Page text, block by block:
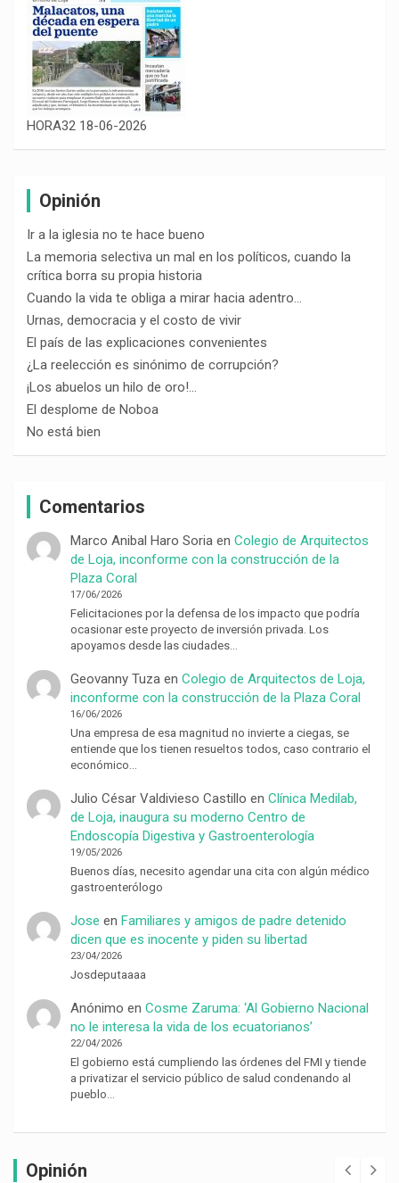
HORA32 18-06-2026
Opinión
Ir a la iglesia no te hace bueno
La memoria selectiva un mal en los políticos, cuando la
crítica borra su propia historia
Cuando la vida te obliga a mirar hacia adentro…
Urnas, democracia y el costo de vivir
El país de las explicaciones convenientes
¿La reelección es sinónimo de corrupción?
¡Los abuelos un hilo de oro!…
El desplome de Noboa
No está bien
Comentarios
Marco Anibal Haro Soriaen Colegio de Arquitectos
de Loja, inconforme con la construcción de la
Plaza Coral
17/06/2026
Felicitaciones por la defensa de los impacto que podría
ocasionar este proyecto de inversión privada. Los
apoyamos desde las ciudades…
Geovanny Tuzaen Colegio de Arquitectos de Loja,
inconforme con la construcción de la Plaza Coral
16/06/2026
Una empresa de esa magnitud no invierte a ciegas, se
entiende que los tienen resueltos todos, caso contrario el
económico…
Julio César Valdivieso Castillo en Clínica Medilab,
de Loja, inaugura su moderno Centro de
Endoscopía Digestiva y Gastroenterología
19/05/2026
Buenos días, necesito agendar una cita con algún médico
gastroenterólogo
Jose en Familiares y amigos de padre detenido
dicen que es inocente y piden su libertad
23/04/2026
Josdeputaaaa
Anónimo en Cosme Zaruma: ‘Al Gobierno Nacional
no le interesa la vida de los ecuatorianos’
22/04/2026
El gobierno está cumpliendo las órdenes del FMI y tiende
a privatizar el servicio público de salud condenando al
pueblo…
Opinión